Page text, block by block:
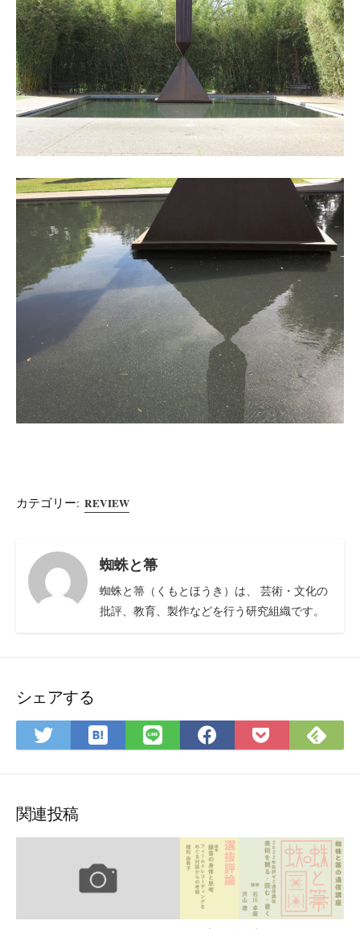
カテゴリー: REVIEW
蜘蛛と箒
蜘蛛と箒（くもとほうき）は、 芸術・文化の
批評、教育、製作などを行う研究組織です。
シェアする
Twitter
で
ア
は
て
ク
ー
ク
LINE
で
Facebook
で
Pocket
に
で
関連投稿